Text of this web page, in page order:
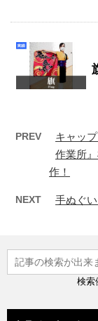
PREV
キャッ
作業所
作！
NEXT 手ぬぐ
検索